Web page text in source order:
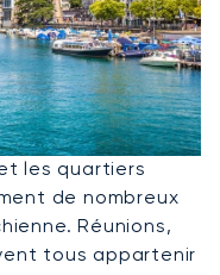
Vienne
les quartiers
de nombreux
Réunions,
tous appartenir